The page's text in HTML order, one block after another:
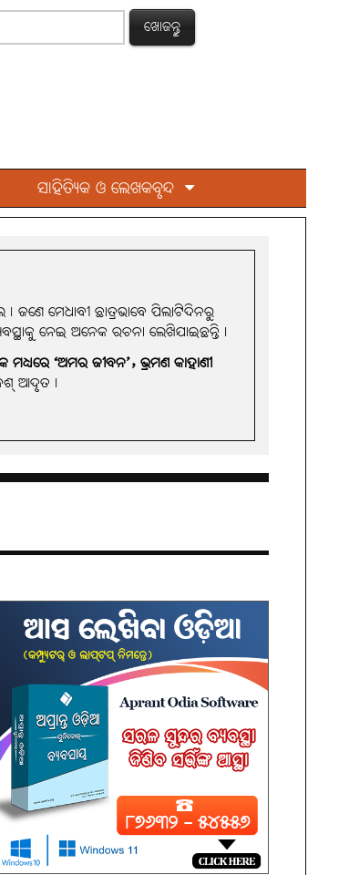
ଖୋଜନ୍ତୁ
ସାହିତ୍ୟିକ ଓ ଲେଖକବୃନ୍ଦ
ଜଣେ ମେଧାବୀ ଛାତ୍ରଭାବେ ପିଲାଟିଦିନରୁ
ନେଇ ଅନେକ ରଚନା ଲେଖିଯାଇଛନ୍ତି।
‘ଅମର ଜୀବନ’, ଭ୍ରମଣ କାହାଣୀ
ଆଦୃତ।